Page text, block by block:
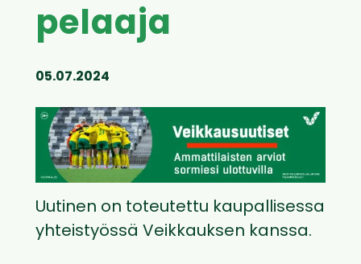
pelaaja
05.07.2024
Uutinen on toteutettu kaupallisessa
yhteistyössä Veikkauksen kanssa.